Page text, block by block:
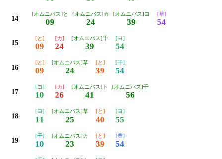
14
[オムニバス]と
09
[オムニバス]カ
24
[オムニバス]ヨ
39
[草]
54
15
[と]
09
[カ]
24
[オムニバス]千
39
[ヨ]
54
16
[と]
09
[オムニバス]草
24
[と]
39
[千]
54
17
[ヨ]
10
[カ]
26
[オムニバス]ト
41
[オムニバス]千
56
18
[ヨ]
11
[オムニバス]草
25
[と]
40
[ヨ]
55
19
[千]
10
[オムニバス]カ
23
[と]
39
[豊]
54